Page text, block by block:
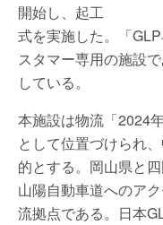
開始し、起工
式を実施した。「
スタマー専用の施設
している。
本施設は物流「2024
として位置づけられ
的とする。岡山県と
山陽自動車道へのア
流拠点である。日本